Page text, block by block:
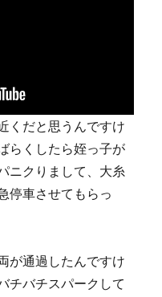
くだと思うんですけ
らくしたら姪っ子が
ニクりまして、大糸
停車させてもらっ
が通過したんですけ
チバチスパークして